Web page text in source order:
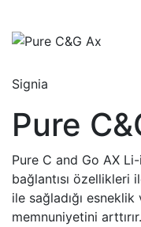
Signia
Pure
Pure C and Go AX
bağlantısı özellikleri
ile sağladığı esneklik
memnuniyetini